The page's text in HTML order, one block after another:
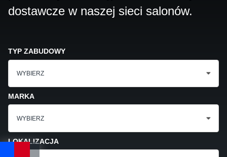
dostawcze w naszej sieci salonów.
TYP ZABUDOWY
WYBIERZ
MARKA
WYBIERZ
LOKALIZACJA